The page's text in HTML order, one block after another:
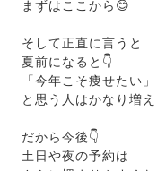
まずはここから😊
そして正直に言うと…
夏前になると👇
「今年こそ痩せたい」
と思う人はかなり増え
だから今後👇
土日や夜の予約は